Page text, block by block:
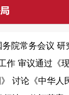
院常务会议 研
作 审议通过《
》 讨论《中华人